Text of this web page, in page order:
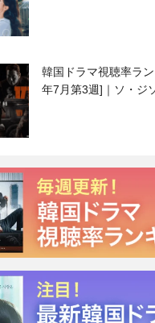
韓国ドラマ視聴率ラ
年7月第3週]｜ソ・ジ